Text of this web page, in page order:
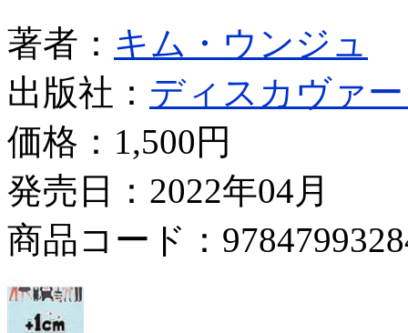
著者： キム・ウンジュ
出版社： ディスカヴァ
価格： 1,500円
発売日：2022年04月
商品コード：